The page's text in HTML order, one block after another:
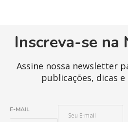
Inscreva-se
Assine nossa newsletter
publicações, dicas
E-MAIL